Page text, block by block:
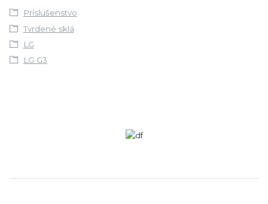
Príslušenstvo
Tvrdené sklá
LG
LG G3